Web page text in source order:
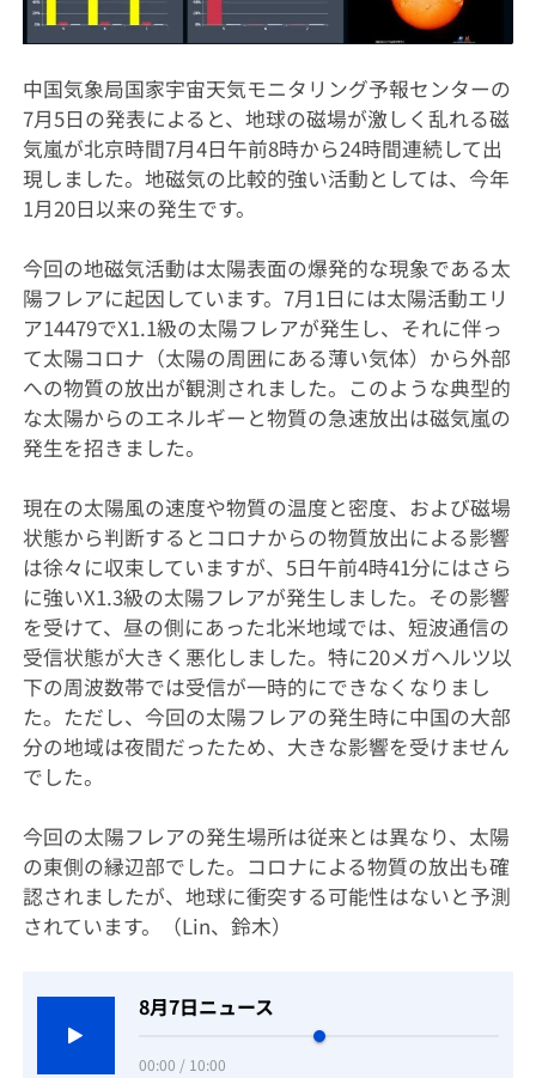
中国気象局国家宇宙天気モニタリング予報センターの
7月5日の発表によると、地球の磁場が激しく乱れる磁
気嵐が北京時間7月4日午前8時から24時間連続して出
現しました。地磁気の比較的強い活動としては、今年
1月20日以来の発生です。
今回の地磁気活動は太陽表面の爆発的な現象である太
陽フレアに起因しています。7月1日には太陽活動エリ
ア14479でX1.1級の太陽フレアが発生し、それに伴っ
て太陽コロナ（太陽の周囲にある薄い気体）から外部
への物質の放出が観測されました。このような典型的
な太陽からのエネルギーと物質の急速放出は磁気嵐の
発生を招きました。
現在の太陽風の速度や物質の温度と密度、および磁場
状態から判断するとコロナからの物質放出による影響
は徐々に収束していますが、5日午前4時41分にはさら
に強いX1.3級の太陽フレアが発生しました。その影響
を受けて、昼の側にあった北米地域では、短波通信の
受信状態が大きく悪化しました。特に20メガヘルツ以
下の周波数帯では受信が一時的にできなくなりまし
た。ただし、今回の太陽フレアの発生時に中国の大部
分の地域は夜間だったため、大きな影響を受けません
でした。
今回の太陽フレアの発生場所は従来とは異なり、太陽
の東側の縁辺部でした。コロナによる物質の放出も確
認されましたが、地球に衝突する可能性はないと予測
されています。（Lin、鈴木）
8月7日ニュース
00:00 / 10:00